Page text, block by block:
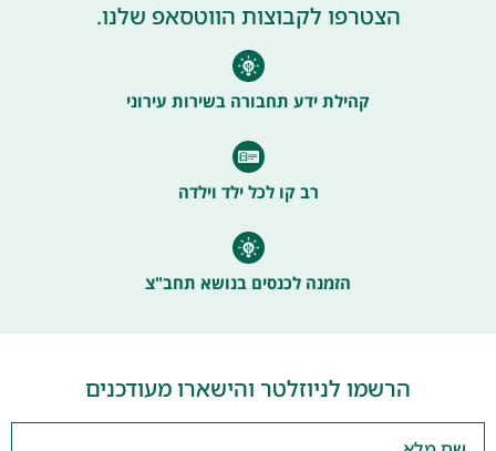
הצטרפו לקבוצות הווטסאפ שלנו.
קהילת ידע תחבורה בשירות עירוני
רב קו לכל ילד וילדה
הזמנה לכנסים בנושא תחב"צ
הרשמו לניוזלטר והישארו מעודכנים